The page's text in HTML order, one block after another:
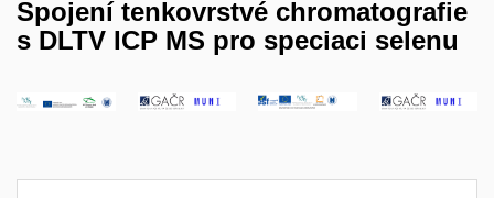
Spojení tenkovrstvé chromatografie
s DLTV ICP MS pro speciaci selenu